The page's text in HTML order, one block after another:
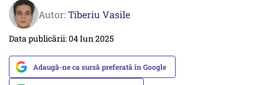
Autor:Tiberiu Vasile
Data publicării: 04 Iun 2025
Adaugă-ne ca sursă preferată în Google